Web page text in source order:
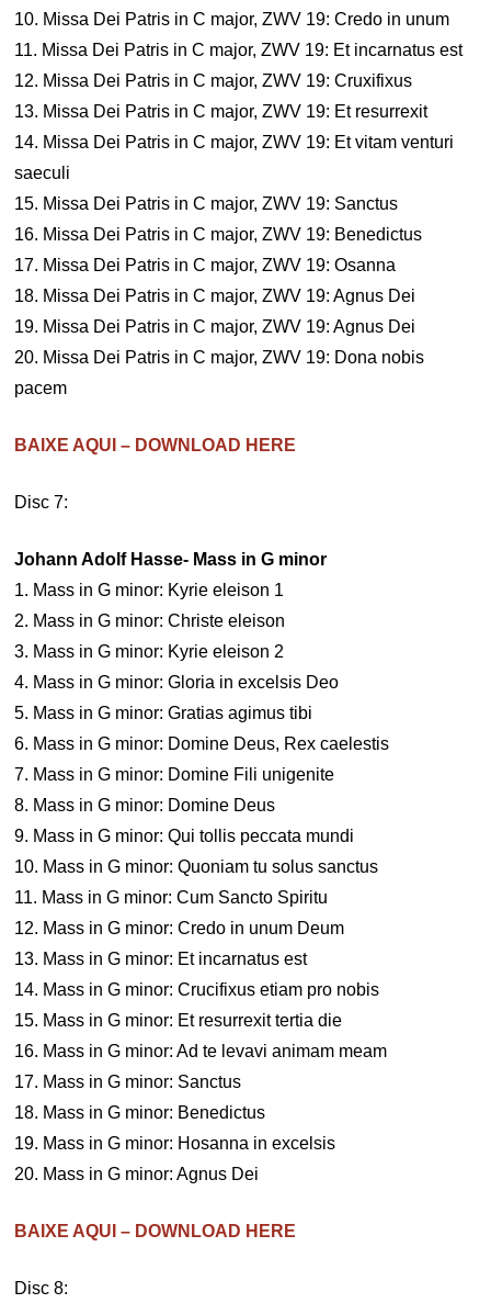
10. Missa Dei Patris in C major, ZWV 19: Credo in unum
11. Missa Dei Patris in C major, ZWV 19: Et incarnatus est
12. Missa Dei Patris in C major, ZWV 19: Cruxifixus
13. Missa Dei Patris in C major, ZWV 19: Et resurrexit
14. Missa Dei Patris in C major, ZWV 19: Et vitam venturi
saeculi
15. Missa Dei Patris in C major, ZWV 19: Sanctus
16. Missa Dei Patris in C major, ZWV 19: Benedictus
17. Missa Dei Patris in C major, ZWV 19: Osanna
18. Missa Dei Patris in C major, ZWV 19: Agnus Dei
19. Missa Dei Patris in C major, ZWV 19: Agnus Dei
20. Missa Dei Patris in C major, ZWV 19: Dona nobis
pacem
BAIXE AQUI – DOWNLOAD HERE
Disc 7:
Johann Adolf Hasse- Mass in G minor
1. Mass in G minor: Kyrie eleison 1
2. Mass in G minor: Christe eleison
3. Mass in G minor: Kyrie eleison 2
4. Mass in G minor: Gloria in excelsis Deo
5. Mass in G minor: Gratias agimus tibi
6. Mass in G minor: Domine Deus, Rex caelestis
7. Mass in G minor: Domine Fili unigenite
8. Mass in G minor: Domine Deus
9. Mass in G minor: Qui tollis peccata mundi
10. Mass in G minor: Quoniam tu solus sanctus
11. Mass in G minor: Cum Sancto Spiritu
12. Mass in G minor: Credo in unum Deum
13. Mass in G minor: Et incarnatus est
14. Mass in G minor: Crucifixus etiam pro nobis
15. Mass in G minor: Et resurrexit tertia die
16. Mass in G minor: Ad te levavi animam meam
17. Mass in G minor: Sanctus
18. Mass in G minor: Benedictus
19. Mass in G minor: Hosanna in excelsis
20. Mass in G minor: Agnus Dei
BAIXE AQUI – DOWNLOAD HERE
Disc 8: